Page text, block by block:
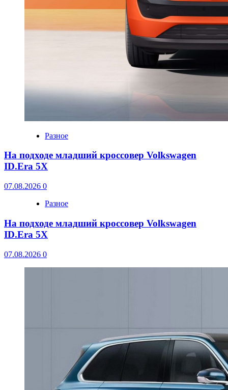
Разное
На подходе младший кроссовер Volkswagen
ID.Era 5X
07.08.2026 0
Разное
На подходе младший кроссовер Volkswagen
ID.Era 5X
07.08.2026 0